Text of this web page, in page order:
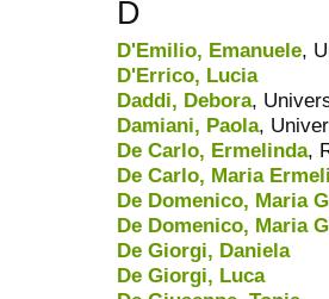
D
D'Emilio, Emanuele,
D'Errico, Lucia
Daddi, Debora,
Damiani, Paola,
De Carlo, Ermelinda,
De Carlo, Maria
De Domenico, Maria
De Domenico, Maria
De Giorgi, Daniela
De Giorgi, Luca